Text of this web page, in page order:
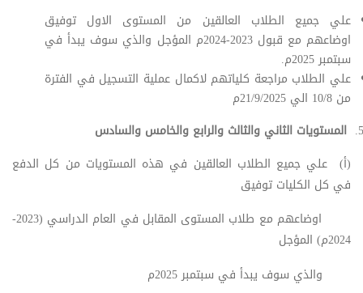
علي جميع الطلاب العالقين من المستوى الاول توفيق
اوضاعهم مع قبول 2023-2024م المؤجل والذي سوف يبدأ في
سبتمبر 2025م.
علي الطلاب مراجعة كلياتهم لاكمال عملية التسجيل في الفترة
من 10/8 الي 21/9/2025م
المستويات الثاني والثالث والرابع والخامس والسادس
(أ) علي جميع الطلاب العالقين في هذه المستويات من كل الدفع
في كل الكليات توفيق
اوضاعهم مع طلاب المستوى المقابل في العام الدراسي (2023-
2024م) المؤجل
والذي سوف يبدأ في سبتمبر 2025م